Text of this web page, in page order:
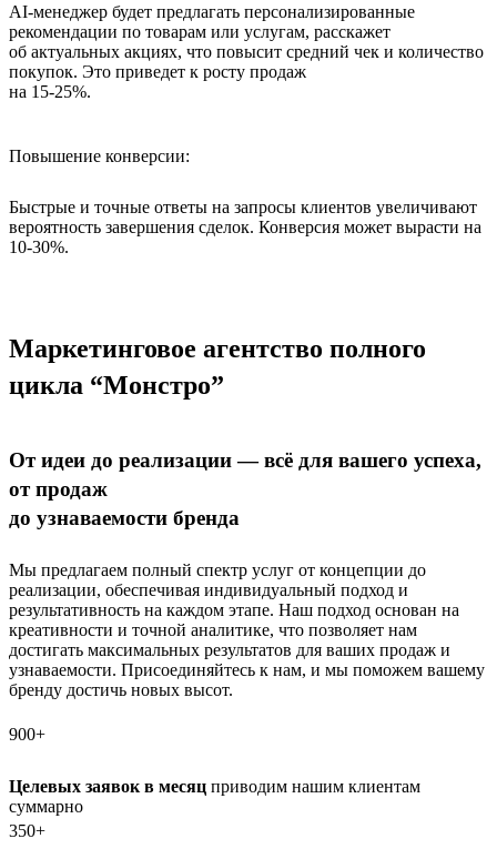
AI-менеджер будет предлагать персонализированные
рекомендации по товарам или услугам, расскажет
об актуальных акциях, что повысит средний чек и количество
покупок. Это приведет к росту продаж
на 15-25%.
Повышение конверсии:
Быстрые и точные ответы на запросы клиентов увеличивают
вероятность завершения сделок. Конверсия может вырасти на
10-30%.
Маркетинговое агентство полного
цикла “Монстро”
От идеи до реализации — всё для вашего успеха,
от продаж
до узнаваемости бренда
Мы предлагаем полный спектр услуг от концепции до
реализации, обеспечивая индивидуальный подход и
результативность на каждом этапе. Наш подход основан на
креативности и точной аналитике, что позволяет нам
достигать максимальных результатов для ваших продаж и
узнаваемости. Присоединяйтесь к нам, и мы поможем вашему
бренду достичь новых высот.
900+
Целевых заявок в месяц приводим нашим клиентам
суммарно
350+